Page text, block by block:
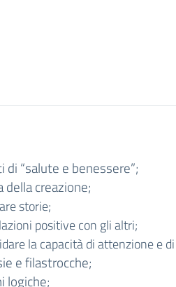
“salute e benessere”;
della creazione;
storie;
positive con gli altri;
la capacità di attenzione e
e filastrocche;
logiche;